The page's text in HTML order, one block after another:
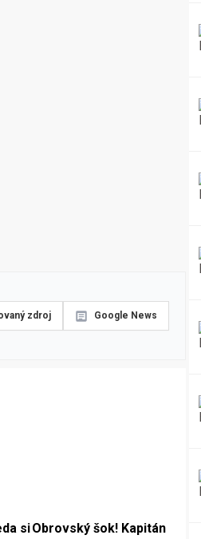
zdroj Google News
siObrovský šok! Kapitán